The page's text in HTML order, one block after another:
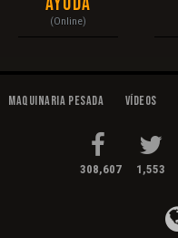
(Online)
Maquinaria Pesada Vídeos
308,607 1,553